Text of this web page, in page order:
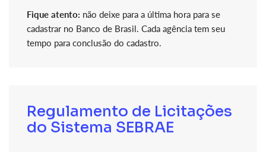
Fique atento: não deixe para a última hora para se
cadastrar no Banco de Brasil. Cada agência tem seu
tempo para conclusão do cadastro.
Regulamento de Licitações
do Sistema SEBRAE